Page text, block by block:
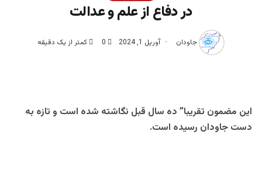
در دفاع از علم و عدالت
جاودان آوریل 1, 2024 0 کمتر از یک دقیقه
این مضمون تقریبا” ده سال قبل نگاشته شده است و تازه به
دست جاودان رسیده است.